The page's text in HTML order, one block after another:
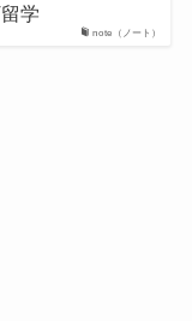
note（ノート）
学